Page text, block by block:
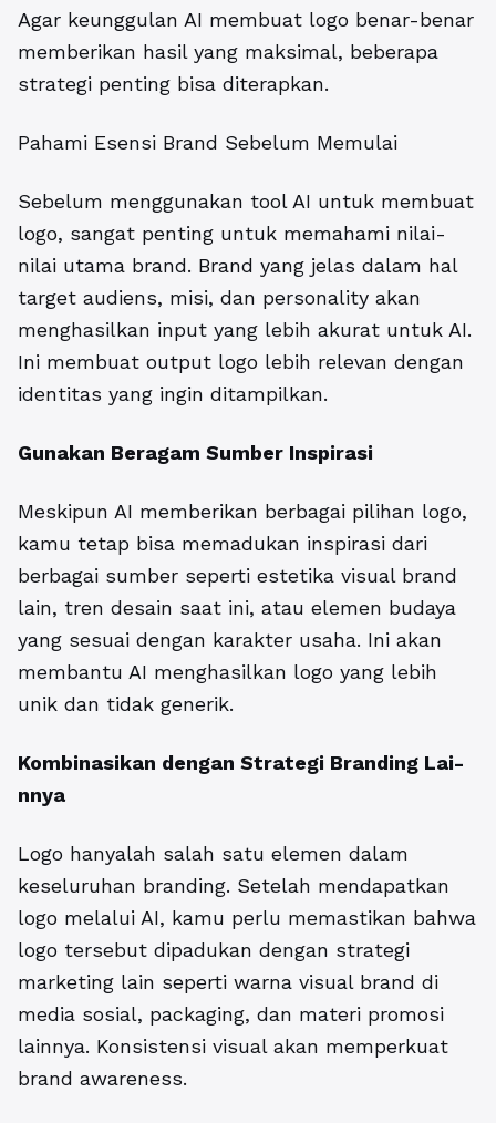
Agar keunggulan AI membuat logo benar-benar
memberikan hasil yang maksimal, beberapa
strategi penting bisa diterapkan.
Pahami Esensi Brand Sebelum Memulai
Sebelum menggunakan tool AI untuk membuat
logo, sangat penting untuk memahami nilai-
nilai utama brand. Brand yang jelas dalam hal
target audiens, misi, dan personality akan
menghasilkan input yang lebih akurat untuk AI.
Ini membuat output logo lebih relevan dengan
identitas yang ingin ditampilkan.
Gunakan Beragam Sumber Inspirasi
Meskipun AI memberikan berbagai pilihan logo,
kamu tetap bisa memadukan inspirasi dari
berbagai sumber seperti estetika visual brand
lain, tren desain saat ini, atau elemen budaya
yang sesuai dengan karakter usaha. Ini akan
membantu AI menghasilkan logo yang lebih
unik dan tidak generik.
Kombinasikan dengan Strategi Branding Lai­
nnya
Logo hanyalah salah satu elemen dalam
keseluruhan branding. Setelah mendapatkan
logo melalui AI, kamu perlu memastikan bahwa
logo tersebut dipadukan dengan strategi
marketing lain seperti warna visual brand di
media sosial, packaging, dan materi promosi
lainnya. Konsistensi visual akan memperkuat
brand awareness.